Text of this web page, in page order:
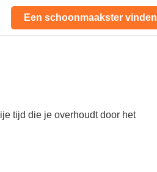
Een schoonmaakster vinden
tijd die je overhoudt door het